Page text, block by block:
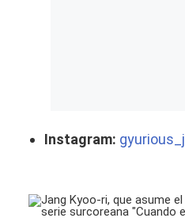
Instagram: gyurious_j